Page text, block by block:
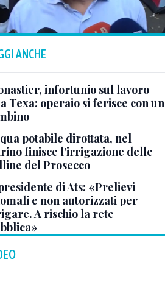
ANCHE
infortunio sul lavoro
Texa: operaio si ferisce con un
potabile dirottata, nel
finisce l’irrigazione delle
del Prosecco
di Ats: «Prelievi
e non autorizzati per
A rischio la rete